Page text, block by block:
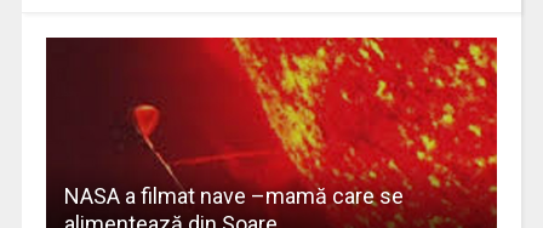
NASA a filmat nave –mamă care se